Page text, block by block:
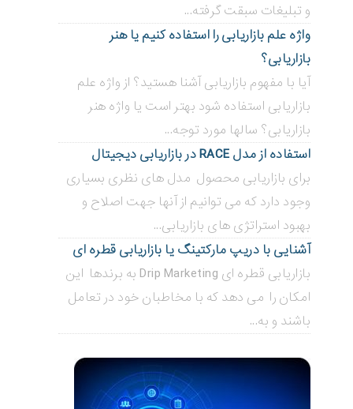
و تبلیغات سبقت گرفته...
واژه علم بازاریابی را استفاده کنیم یا هنر
بازاریابی؟
آیا با مفهوم بازاریابی آشنا هستید؟ از واژه علم
بازاریابی استفاده شود بهتر است یا واژه هنر
بازاریابی؟ سالها مورد توجه...
استفاده از مدل RACE در بازاریابی دیجیتال
برای بازاریابی محصول مدل های نظری بسیاری
وجود دارد که می توانیم از آنها جهت اصلاح و
بهبود استراتژی های بازاریابی...
آشنایی با دریپ مارکتینگ یا بازاریابی قطره ای
بازاریابی قطره ای Drip Marketing به برندها این
امکان را می دهد که با مخاطبان خود در تعامل
باشند و به...